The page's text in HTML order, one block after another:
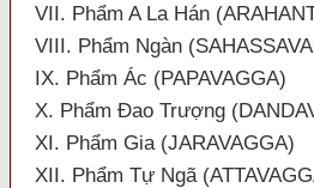
VII. Phẩm A La Hán
VIII. Phẩm Ngàn
IX. Phẩm Ác (PAPAVAGGA)
X. Phẩm Đao Trượng
XI. Phẩm Gia (JARAVAGGA)
XII. Phẩm Tự Ngã